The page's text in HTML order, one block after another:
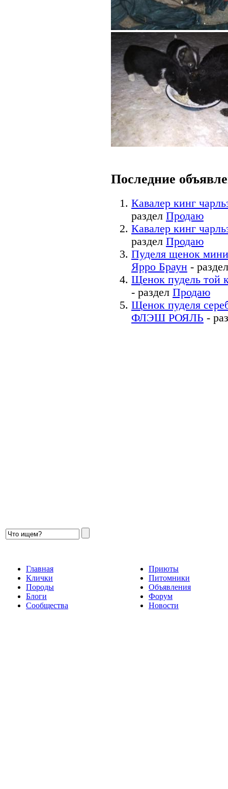
Последние
Кавалер кинг
раздел Продаю
Кавалер кинг
раздел Продаю
Пуделя щенок
Ярро Браун -
Щенок пудель той
- раздел Продаю
Щенок пуделя
ФЛЭШ РОЯЛЬ -
Главная
Клички
Породы
Блоги
Сообщества
Приюты
Питомники
Объявления
Форум
Новости